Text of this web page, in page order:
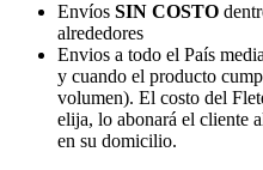
Envíos SIN COSTO
alrededores
Envios a todo el País
y cuando el producto
volumen). El costo del
elija, lo abonará el cliente
en su domicilio.